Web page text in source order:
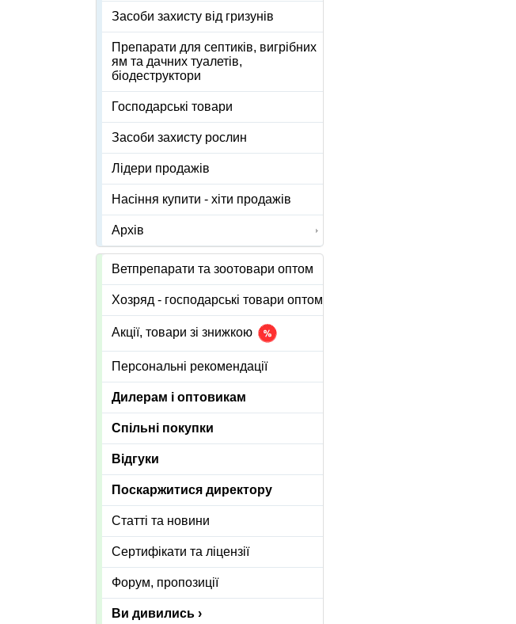
Засоби захисту від гризунів
Препарати для септиків, вигрібних
ям та дачних туалетів,
біодеструктори
Господарські товари
Засоби захисту рослин
Лідери продажів
Насіння купити - хіти продажів
Архів
Ветпрепарати та зоотовари оптом
Хозряд - господарські товари оптом
Акції, товари зі знижкою
Персональні рекомендації
Дилерам і оптовикам
Спільні покупки
Відгуки
Поскаржитися директору
Статті та новини
Сертифікати та ліцензії
Форум, пропозиції
Ви дивились ›